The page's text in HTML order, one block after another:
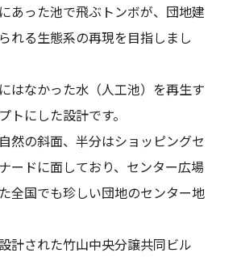
あった池で飛ぶトンボが、団地建
れる生態系の再現を目指しまし
はなかった水（人工池）を再生す
トにした設計です。
然の斜面、半分はショッピングセ
ードに面しており、センター広場
全国でも珍しい団地のセンター地
計された竹山中央分譲共同ビル